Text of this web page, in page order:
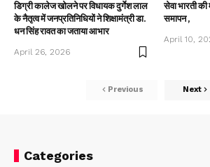
डिग्री कालेज खोलने पर विधायक दुर्गेश लाल
के नैतृत्व में जनप्रतिनिधियों ने शिक्षामंत्री डा.
धन सिंह रावत का जताया आभार
April 26, 2026
सेवा भारती
समापन ,
April 10,
Previous Next
Categories